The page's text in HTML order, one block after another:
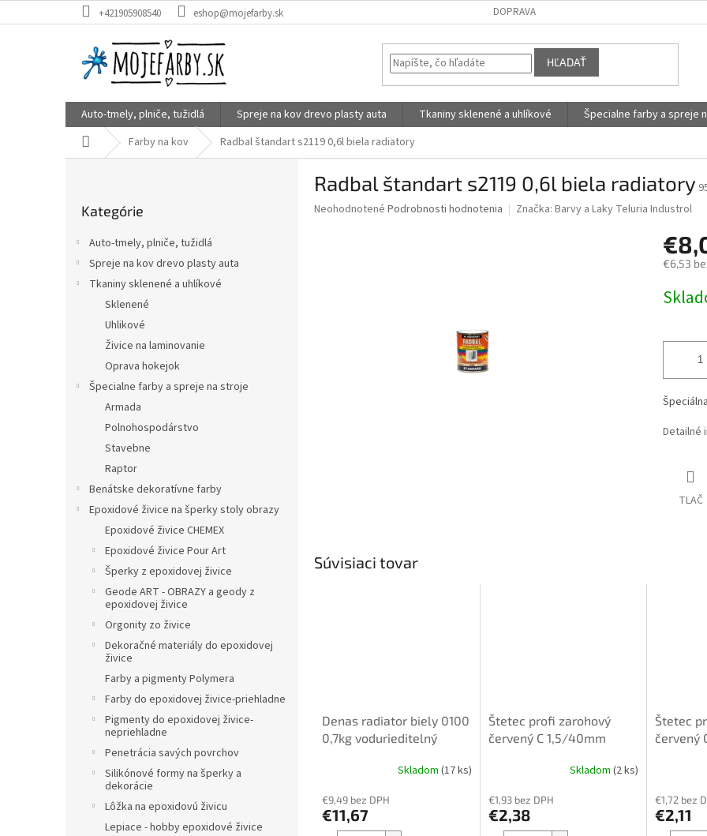
na
+421905908540 eshop@mojefarby.sk DOPRAVA
HĽADAŤ
Auto-tmely, plniče, tužidlá Spreje na kov drevo plasty auta Tkaniny sklenené a uhlíkové
Špecialne farby a spreje
DomovFarby na kov Radbal štandart s2119 0,6l biela radiatory
kategórie
Kategórie
Auto-tmely, plniče, tužidlá
Spreje na kov drevo plasty auta
Tkaniny sklenené a uhlíkové
Sklenené
Uhlikové
Živice na laminovanie
Oprava hokejok
Špecialne farby a spreje na stroje
Armada
Polnohospodárstvo
Stavebne
Raptor
Benátske dekoratívne farby
Epoxidové živice na šperky stoly obrazy
Epoxidové živice CHEMEX
Epoxidové živice Pour Art
Šperky z epoxidovej živice
Geode ART - OBRAZY a geody z
epoxidovej živice
Orgonity zo živice
Dekoračné materiály do epoxidovej
živice
Farby a pigmenty Polymera
Farby do epoxidovej živice-priehladne
Pigmenty do epoxidovej živice-
nepriehladne
Penetrácia savých povrchov
Silikónové formy na šperky a
dekorácie
Lôžka na epoxidovú živicu
Lepiace - hobby epoxidové živice
Radbal štandart s2119 0,6l biela radiatory
Priemerné
Neohodnotené Podrobnosti hodnotenia Značka: Barvy a Laky Teluria Industrol
€6,53
cena:
Detailné
TLAČ
Súvisiaci tovar
Denas radiator biely 0100
0,7kg vodurieditelný
Skladom (17 ks)
€9,49 bez DPH
€11,67
Štetec profi zarohový
červený C 1,5/40mm
Skladom (2 ks)
€1,93 bez DPH
€2,38
Štetec
červený
€1,72 bez
€2,11